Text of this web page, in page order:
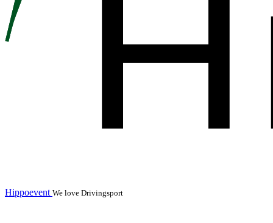
Hippoevent We love Drivingsport